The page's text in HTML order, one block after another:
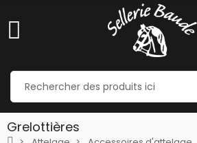
Grelottières